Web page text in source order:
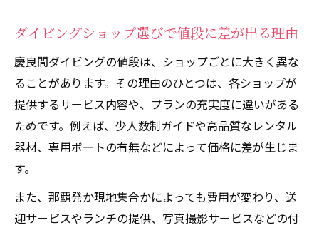
ダイビングショップ選びで値段に差が出る理由
慶良間ダイビングの値段は、ショップごとに大きく異な
ることがあります。その理由のひとつは、各ショップが
提供するサービス内容や、プランの充実度に違いがある
ためです。例えば、少人数制ガイドや高品質なレンタル
器材、専用ボートの有無などによって価格に差が生じま
す。
また、那覇発か現地集合かによっても費用が変わり、送
迎サービスやランチの提供、写真撮影サービスなどの付